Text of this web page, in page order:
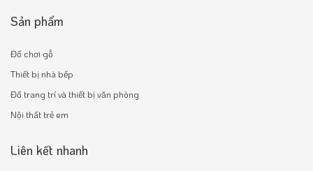
Sản phẩm
Đồ chơi gỗ
Thiết bị nhà bếp
Đồ trang trí và thiết bị văn phòng
Nội thất trẻ em
Liên kết nhanh